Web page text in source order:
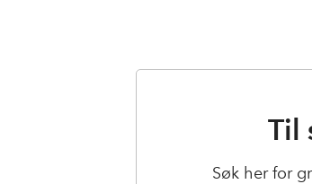
Til
Søk her for